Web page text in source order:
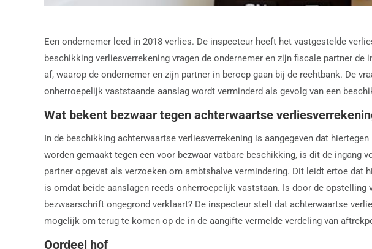
Een ondernemer leed in 2018 verlies. De inspecteur heeft het vastgestelde
beschikking verliesverrekening vragen de ondernemer en zijn fiscale partner
af, waarop de ondernemer en zijn partner in beroep gaan bij de rechtbank. De
onherroepelijk vaststaande aanslag wordt verminderd als gevolg van een
Wat bekent bezwaar tegen achterwaartse
In de beschikking achterwaartse verliesverrekening is aangegeven dat
worden gemaakt tegen een voor bezwaar vatbare beschikking, is dit de ingang
partner opgevat als verzoeken om ambtshalve vermindering. Dit leidt ertoe dat
is omdat beide aanslagen reeds onherroepelijk vaststaan. Is door de
bezwaarschrift ongegrond verklaart? De inspecteur stelt dat achterwaartse
mogelijk om terug te komen op de in de aangifte vermelde verdeling van
Oordeel hof